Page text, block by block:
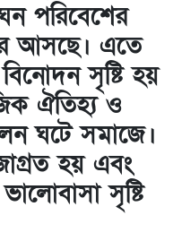
পরিবেশের
আসছে। এতে
সৃষ্টি হয়
ঐতিহ্য ও
ঘটে সমাজে।
হয় এবং
সৃষ্টি